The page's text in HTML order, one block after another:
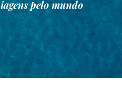
pelo mundo